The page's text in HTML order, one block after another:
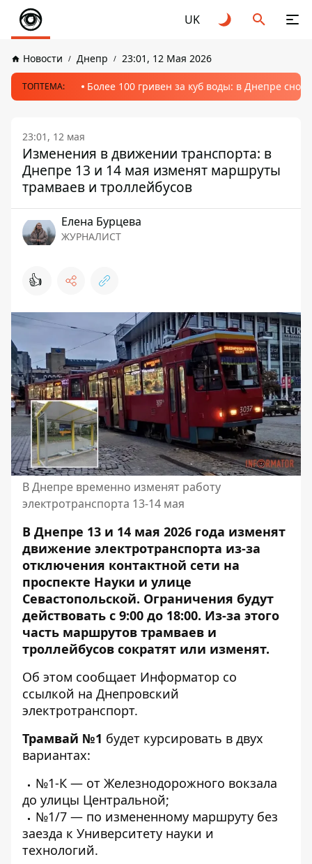
UK
Новости Днепр 23:01, 12 Мая 2026
ТОПТЕМА: Более 100 гривен за куб воды: в Днепре
23:01, 12 мая
Изменения в движении транспорта: в
Днепре 13 и 14 мая изменят маршруты
трамваев и троллейбусов
Елена Бурцева
ЖУРНАЛИСТ
👍
В Днепре временно изменят работу
электротранспорта 13-14 мая
В Днепре 13 и 14 мая 2026 года изменят
движение электротранспорта из-за
отключения контактной сети на
проспекте Науки и улице
Севастопольской. Ограничения будут
действовать с 9:00 до 18:00. Из-за этого
часть маршрутов трамваев и
троллейбусов сократят или изменят.
Об этом сообщает Информатор со
ссылкой на Днепровский
электротранспорт.
Трамвай №1 будет курсировать в двух
вариантах:
№1-К — от Железнодорожного вокзала
до улицы Центральной;
№1/7 — по измененному маршруту без
заезда к Университету науки и
технологий.